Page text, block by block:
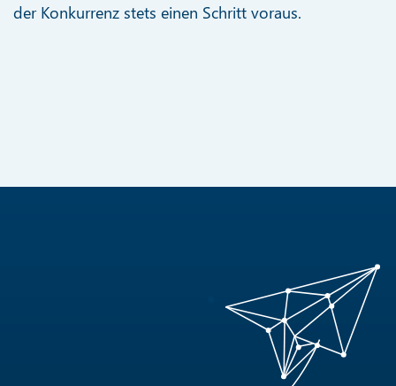
der Konkurrenz stets einen Schritt voraus.